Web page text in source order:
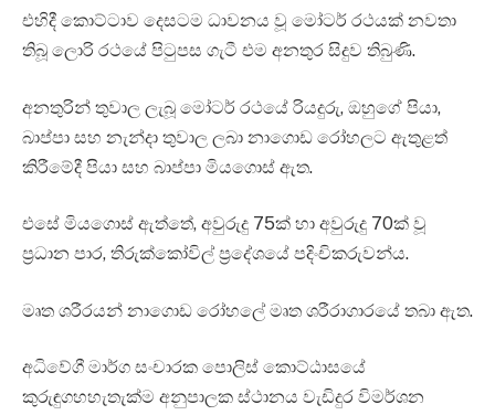
එහිදී කොට්ටාව දෙසටම ධාවනය වූ මෝටර් රථයක් නවතා
තිබූ ලොරි රථයේ පිටුපස ගැටී එම අනතුර සිදුව තිබුණි.
අනතුරින් තුවාල ලැබූ මෝටර් රථයේ රියදුරු, ඔහුගේ පියා,
බාප්පා සහ නැන්දා තුවාල ලබා නාගොඩ රෝහලට ඇතුළත්
කිරීමේදී පියා සහ බාප්පා මියගොස් ඇත.
එසේ මියගොස් ඇත්තේ, අවුරුදු 75ක් හා අවුරුදු 70ක් වූ
ප්‍රධාන පාර, තිරුක්කෝවිල් ප්‍රදේශයේ පදිංචිකරුවන්ය.
මෘත ශරීරයන් නාගොඩ රෝහලේ මෘත ශරීරාගාරයේ තබා ඇත.
අධිවේගී මාර්ග සංචාරක පොලිස් කොට්ඨාසයේ
කුරුඳුගහහැතැක්ම අනුපාලක ස්ථානය වැඩිදුර විමර්ශන